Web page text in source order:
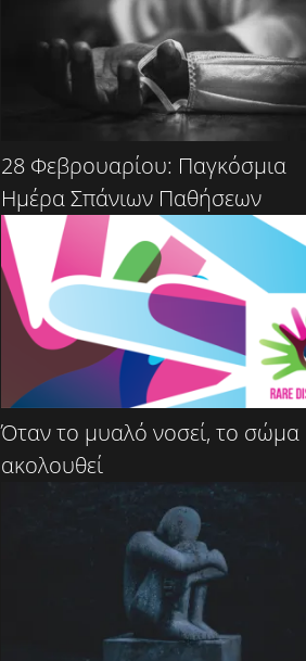
28 Φεβρουαρίου: Παγκόσμια
Ημέρα Σπάνιων Παθήσεων
Όταν το μυαλό νοσεί, το σώμα
ακολουθεί